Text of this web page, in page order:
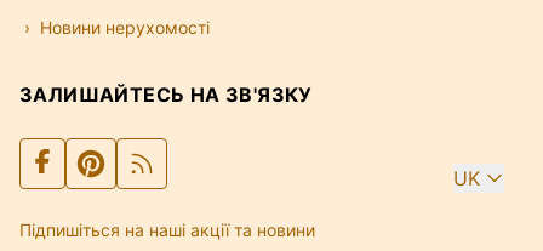
Новини нерухомості
ЗАЛИШАЙТЕСЬ НА ЗВ'ЯЗКУ
UK
Підпишіться на наші акції та новини